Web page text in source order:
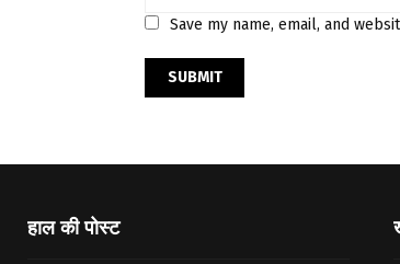
Save my name, email, and
हाल की पोस्ट